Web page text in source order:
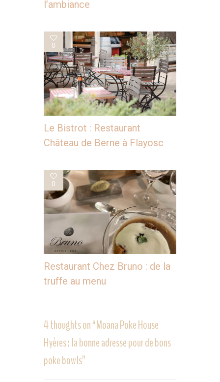
l’ambiance
0
Le Bistrot : Restaurant
Château de Berne à Flayosc
0
Restaurant Chez Bruno : de la
truffe au menu
4 thoughts on “Moana Poke House
Hyères : la bonne adresse pour de bons
poke bowls”